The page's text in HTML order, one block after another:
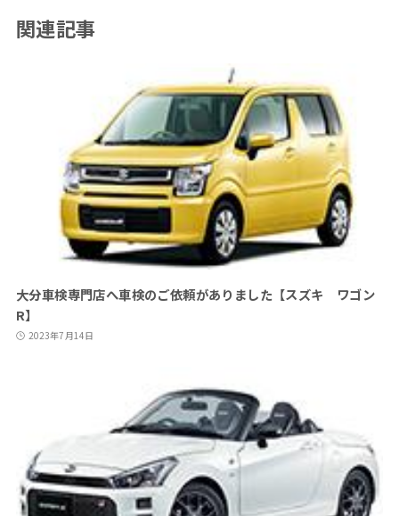
関連記事
大分車検専門店へ車検のご依頼がありました【スズキ ワゴン
R】
2023年7月14日